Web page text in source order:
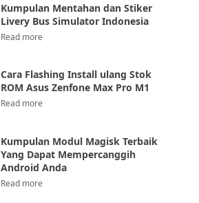
Kumpulan Mentahan dan Stiker
Livery Bus Simulator Indonesia
Cara Flashing Install ulang Stok
ROM Asus Zenfone Max Pro M1
Kumpulan Modul Magisk Terbaik
Yang Dapat Mempercanggih
Android Anda